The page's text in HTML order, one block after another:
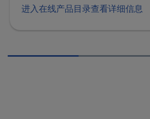
进入在线产品目录查看详细信息